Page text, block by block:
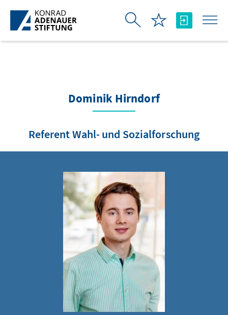
Skip to Main Content
Dominik Hirndorf
Referent Wahl- und Sozialforschung